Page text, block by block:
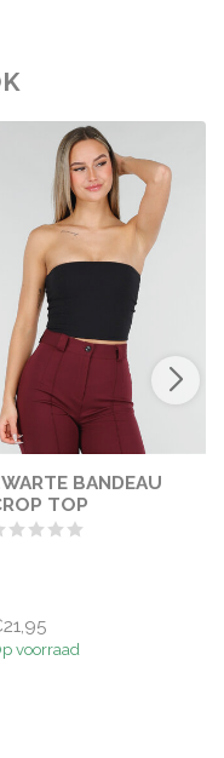
BANDEAU
TOP
voorraad